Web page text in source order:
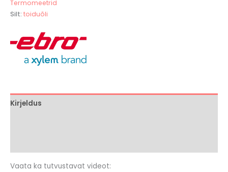
Termomeetrid
Silt: toiduõli
Kirjeldus
Vaata ka tutvustavat videot: